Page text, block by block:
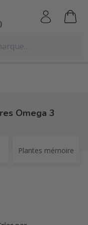
Omega 3
Plantes mémoire